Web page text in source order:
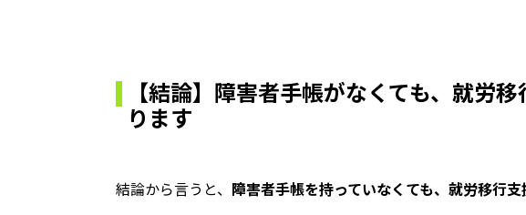
【結論】障害者手帳がなくても、就労
ります
結論から言うと、 障害者手帳を持っていなくても、就労移行